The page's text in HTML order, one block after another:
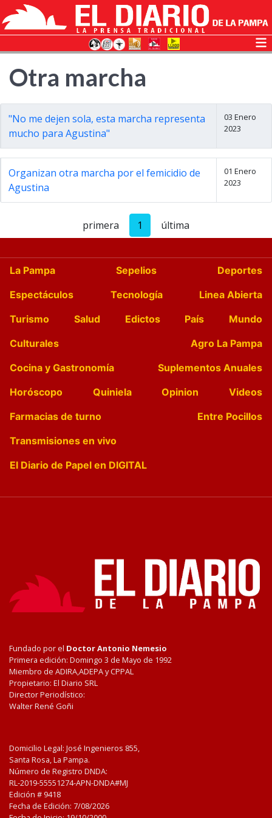
Otra marcha
"No me dejen sola, esta marcha representa
mucho para Agustina"
03 Enero
2023
Organizan otra marcha por el femicidio de
Agustina
01 Enero
2023
primera 1 última
La Pampa Sepelios
Deportes
Espectáculos
Tecnología
Linea Abierta
Turismo
Salud Edictos País
Mundo
Culturales
Agro La Pampa
Cocina y Gastronomía
Suplementos Anuales
Horóscopo
Quiniela Opinion
Videos
Farmacias de turno
Entre Pocillos
Transmisiones en vivo
El Diario de Papel en DIGITAL
Fundado por el Doctor Antonio Nemesio
Primera edición: Domingo 3 de Mayo de 1992
Miembro de ADIRA,ADEPA y CPPAL
Propietario: El Diario SRL
Director Periodístico:
Walter René Goñi
Domicilio Legal: José Ingenieros 855,
Santa Rosa, La Pampa.
Número de Registro DNDA:
RL-2019-55551274-APN-DNDA#MJ
Edición # 9418
Fecha de Edición: 7/08/2026